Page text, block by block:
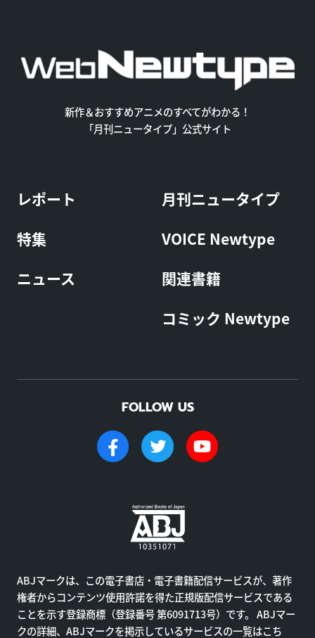
新作＆おすすめアニメのすべてがわかる！
「月刊ニュータイプ」公式サイト
レポート
特集
ニュース
月刊ニュータイプ
VOICE Newtype
関連書籍
コミック Newtype
FOLLOW US
ABJマークは、この電子書店・電子書籍配信サービスが、著作
権者からコンテンツ使用許諾を得た正規版配信サービスである
ことを示す登録商標（登録番号 第6091713号）です。 ABJマー
クの詳細、ABJマークを掲示しているサービスの一覧はこち